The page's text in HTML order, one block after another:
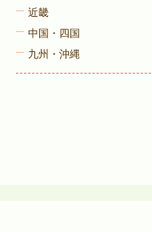
近畿
中国・四国
九州・沖縄